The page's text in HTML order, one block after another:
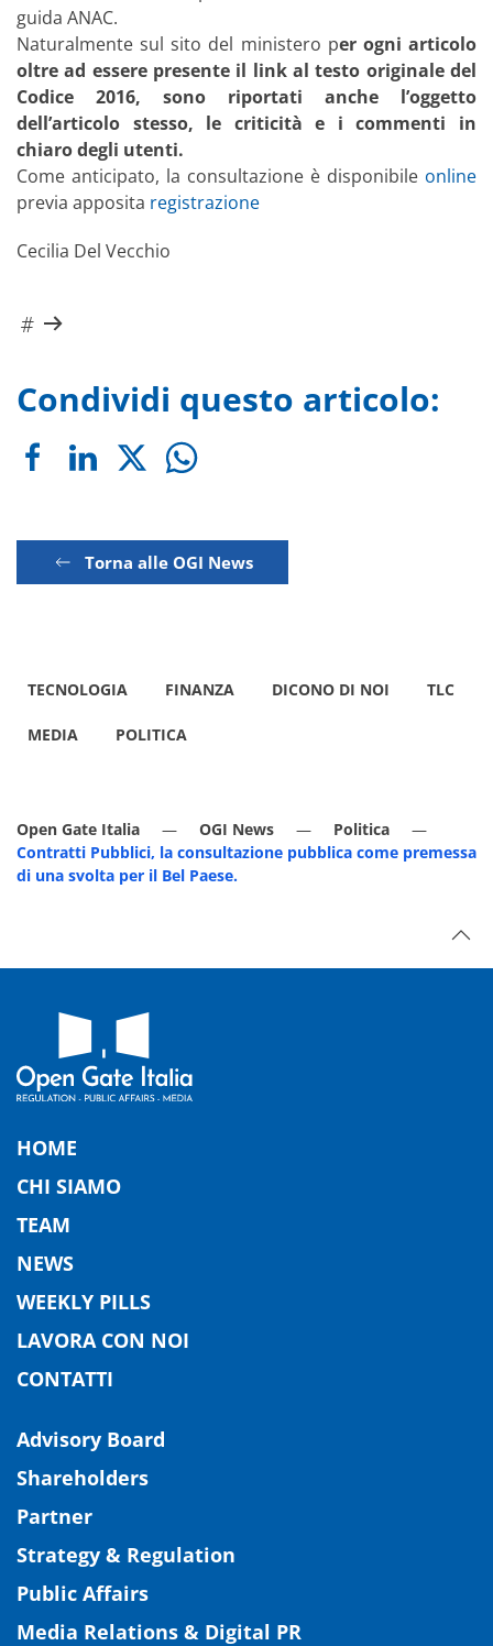
guida ANAC.
Naturalmente sul sito del ministero per ogni articolo
oltre ad essere presente il link al testo originale del
Codice 2016, sono riportati anche l’oggetto
dell’articolo stesso, le criticità e i commenti in
chiaro degli utenti.
Come anticipato, la consultazione è disponibile online
previa apposita registrazione
Cecilia Del Vecchio
Condividi questo articolo:
Torna alle OGI News
TECNOLOGIA FINANZA DICONO DI NOI TLC
MEDIA POLITICA
Open Gate Italia OGI News
Politica
Contratti Pubblici, la consultazione pubblica come premessa
di una svolta per il Bel Paese.
HOME
CHI SIAMO
TEAM
NEWS
WEEKLY PILLS
LAVORA CON NOI
CONTATTI
Advisory Board
Shareholders
Partner
Strategy & Regulation
Public Affairs
Media Relations & Digital PR